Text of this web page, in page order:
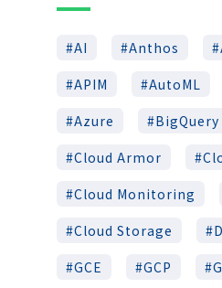
AI Anthos
APIM
AutoML
Azure
BigQuery
Cloud Armor
Cloud Monitoring
Cloud Storage
GCE
GCP